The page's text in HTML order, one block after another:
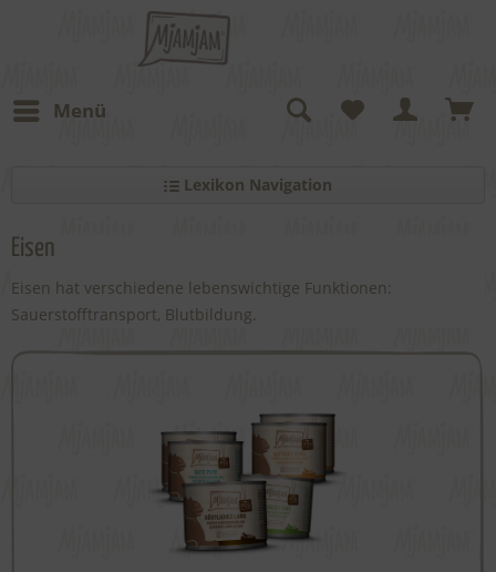
Menü
Lexikon Navigation
Eisen
Eisen hat verschiedene lebenswichtige Funktionen:
Sauerstofftransport, Blutbildung.